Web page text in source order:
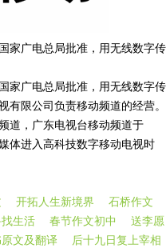
家广电总局批准，用无线数字传
家广电总局批准，用无线数字传
有限公司负责移动频道的经营。
道，广东电视台移动频道于
体进入高科技数字移动电视时
开拓人生新境界
石桥作文
找生活 春节作文初中
送李愿
原文及翻译
后十九日复上宰相